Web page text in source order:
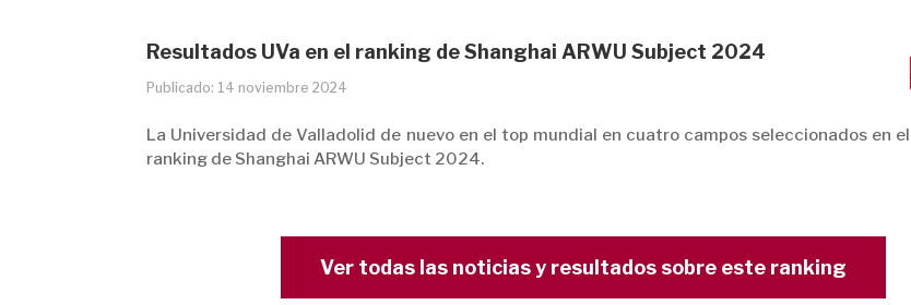
Resultados UVa en el ranking de Shanghai ARWU Subject 2024
Publicado: 14 noviembre 2024
La Universidad de Valladolid de nuevo en el top mundial en cuatro campos seleccionados en el
ranking de Shanghai ARWU Subject 2024.
Ver todas las noticias y resultados sobre este ranking